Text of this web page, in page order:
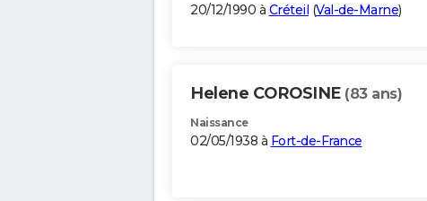
20/12/1990 à Créteil (Val-de-Marne)
Helene COROSINE (83 ans)
Naissance
02/05/1938 à Fort-de-France